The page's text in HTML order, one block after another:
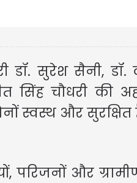
सुरेश सैनी, डॉ.
सिंह चौधरी की
स्वस्थ और सुरक्षित
परिजनों और